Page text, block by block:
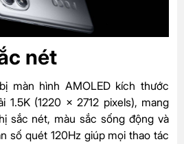
nét
màn hình AMOLED kích thước
1.5K (1220 x 2712 pixels), mang
sắc nét, màu sắc sống động và
số quét 120Hz giúp mọi thao tác